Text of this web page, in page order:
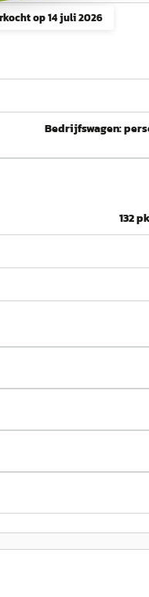
op14 juli 2026
Bedrijfswagen:
132